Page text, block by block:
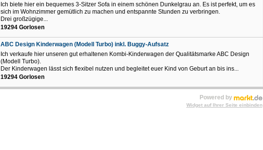
Ich biete hier ein bequemes 3-Sitzer Sofa in einem schönen Dunkelgrau an. Es ist perfekt, um es
sich im Wohnzimmer gemütlich zu machen und entspannte Stunden zu verbringen.
Drei großzügige...
19294 Gorlosen
ABC Design Kinderwagen (Modell Turbo) inkl. Buggy-Aufsatz
Ich verkaufe hier unseren gut erhaltenen Kombi-Kinderwagen der Qualitätsmarke ABC Design
(Modell Turbo).
Der Kinderwagen lässt sich flexibel nutzen und begleitet euer Kind von Geburt an bis ins...
19294 Gorlosen
Powered by
Widget auf Ihrer Seite einbinden